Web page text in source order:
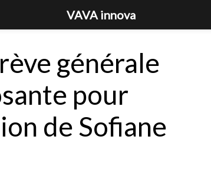
générale
pour
de Sofiane
VAVA innova